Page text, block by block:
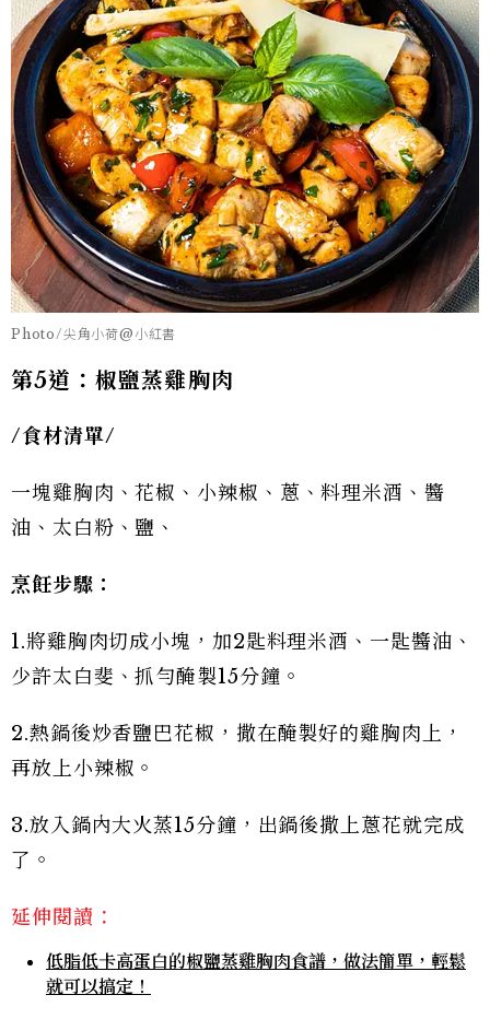
Photo/尖角小荷@小紅書
第5道：椒鹽蒸雞胸肉
/食材清單/
一塊雞胸肉、花椒、小辣椒、蔥、料理米酒、醬
油、太白粉、鹽、
烹飪步驟：
1.將雞胸肉切成小塊，加2匙料理米酒、一匙醬油、
少許太白斐、抓勻醃製15分鐘。
2.熱鍋後炒香鹽巴花椒，撒在醃製好的雞胸肉上，
再放上小辣椒。
3.放入鍋內大火蒸15分鐘，出鍋後撒上蔥花就完成
了。
延伸閱讀：
低脂低卡高蛋白的椒鹽蒸雞胸肉食譜，做法簡單，輕鬆
就可以搞定！